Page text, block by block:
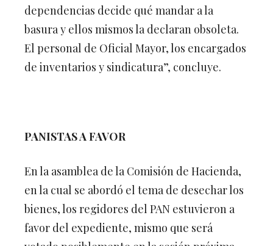
dependencias decide qué mandar a la
basura y ellos mismos la declaran obsoleta.
El personal de Oficial Mayor, los encargados
de inventarios y sindicatura”, concluye.
PANISTAS A FAVOR
En la asamblea de la Comisión de Hacienda,
en la cual se abordó el tema de desechar los
bienes, los regidores del PAN estuvieron a
favor del expediente, mismo que será